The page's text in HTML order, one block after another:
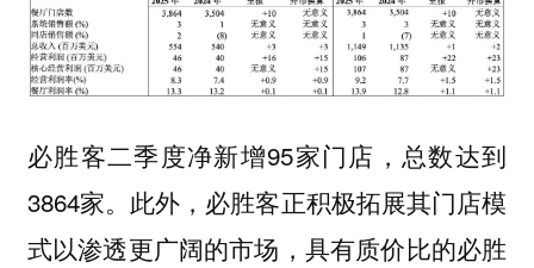
必胜客二季度净新增95家门店，总数达到
3864家。此外，必胜客正积极拓展其门店模
式以渗透更广阔的市场，具有质价比的必胜